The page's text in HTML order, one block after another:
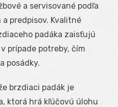
a servisované podľa
predpisov. Kvalitné
padáka zaisťujú
prípade potreby, čím
posádky.
brzdiaci padák je
ktorá hrá kľúčovú úlohu